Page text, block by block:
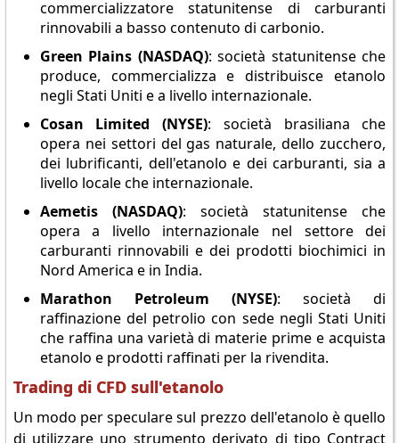
commercializzatore statunitense di carburanti
rinnovabili a basso contenuto di carbonio.
Green Plains (NASDAQ): società statunitense che
produce, commercializza e distribuisce etanolo
negli Stati Uniti e a livello internazionale.
Cosan Limited (NYSE): società brasiliana che
opera nei settori del gas naturale, dello zucchero,
dei lubrificanti, dell'etanolo e dei carburanti, sia a
livello locale che internazionale.
Aemetis (NASDAQ): società statunitense che
opera a livello internazionale nel settore dei
carburanti rinnovabili e dei prodotti biochimici in
Nord America e in India.
Marathon Petroleum (NYSE): società di
raffinazione del petrolio con sede negli Stati Uniti
che raffina una varietà di materie prime e acquista
etanolo e prodotti raffinati per la rivendita.
Trading di CFD sull'etanolo
Un modo per speculare sul prezzo dell'etanolo è quello
di utilizzare uno strumento derivato di tipo Contract